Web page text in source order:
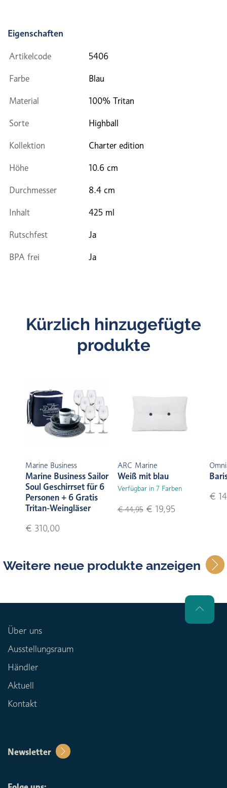
Eigenschaften
Artikelcode 5406
Farbe Blau
Material 100% Tritan
Sorte Highball
Kollektion Charter edition
Höhe 10.6 cm
Durchmesser 8.4 cm
Inhalt 425 ml
Rutschfest Ja
BPA frei Ja
Kürzlich hinzugefügte
produkte
Marine Business
Marine Business Sailor
Soul Geschirrset für 6
Personen + 6 Gratis
Tritan-Weingläser
€ 310,00
ARC Marine
Weiß mit blau
Verfügbar in 7 Farben
€ 44,95€ 19,95
€
Weitere neue produkte anzeigen
Über uns
Ausstellungsraum
Händler
Aktuell
Kontakt
Newsletter